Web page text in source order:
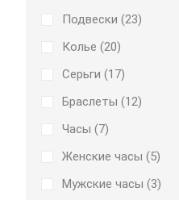
Подвески (23)
Колье (20)
Серьги (17)
Браслеты (12)
Часы (7)
Женские часы (5)
Мужские часы (3)